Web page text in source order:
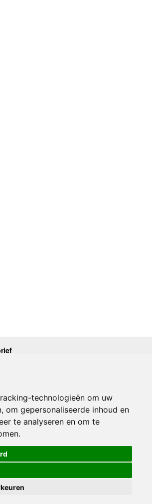
technologieën om uw
gepersonaliseerde inhoud en
te analyseren en om te
Nieuwsbrief
Inschrijven